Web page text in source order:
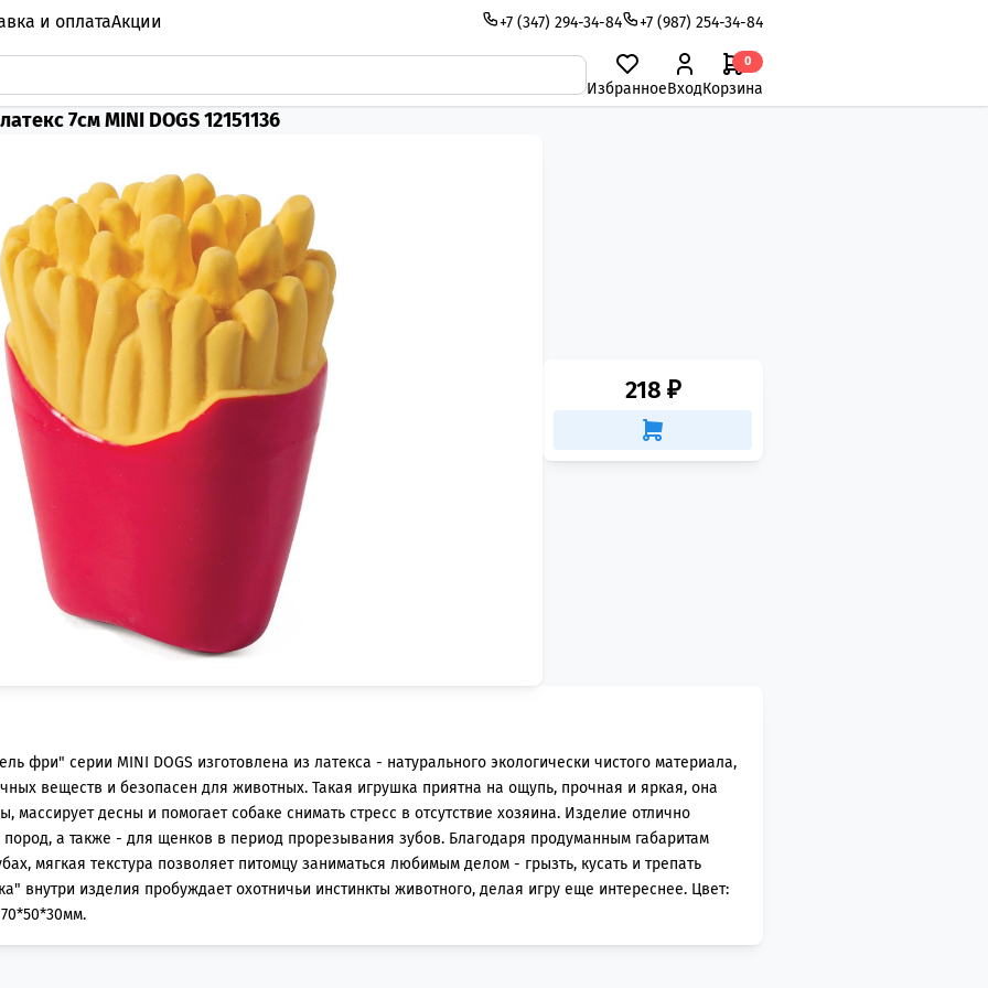
и оплатаАкции +7 (347) 294-34-84 +7 (987) 254-34-84
ИзбранноеВход
0
Корзина
7см MINI DOGS 12151136
218 ₽
фри" серии MINI DOGS изготовлена из латекса - натурального экологически чистого материала,
веществ и безопасен для животных. Такая игрушка приятна на ощупь, прочная и яркая, она
массирует десны и помогает собаке снимать стресс в отсутствие хозяина. Изделие отлично
пород, а также - для щенков в период прорезывания зубов. Благодаря продуманным габаритам
мягкая текстура позволяет питомцу заниматься любимым делом - грызть, кусать и трепать
внутри изделия пробуждает охотничьи инстинкты животного, делая игру еще интереснее. Цвет: